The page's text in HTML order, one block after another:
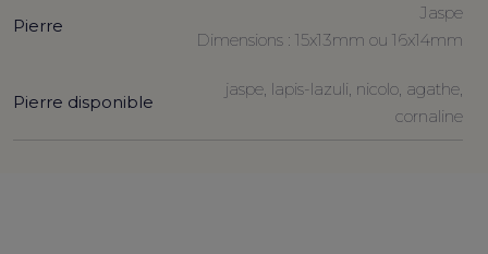
Pierre
Jaspe
Dimensions : 15x13mm ou 16x14mm
Pierre disponible
jaspe, lapis-lazuli, nicolo, agathe,
cornaline